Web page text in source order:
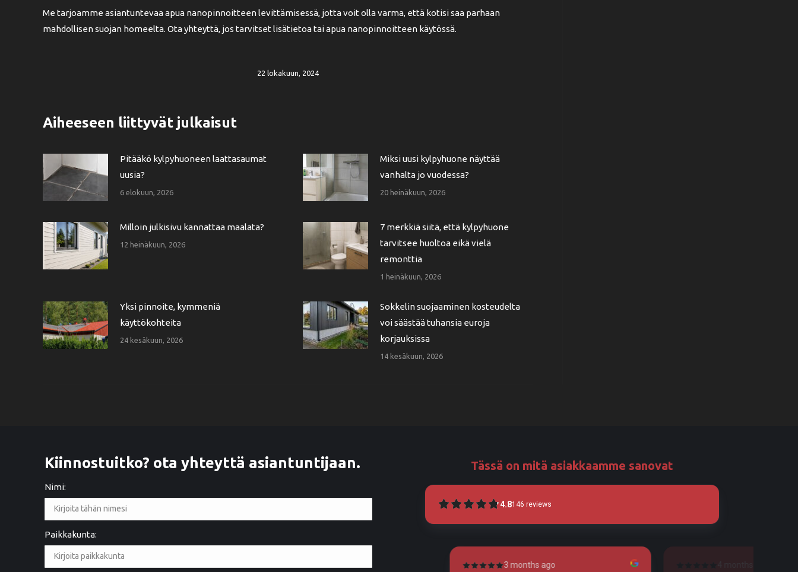
Me tarjoamme asiantuntevaa apua nanopinnoitteen levittämisessä, jotta voit olla varma, että kotisi saa parhaan
mahdollisen suojan homeelta. Ota yhteyttä, jos tarvitset lisätietoa tai apua nanopinnoitteen käytössä.
22 lokakuun, 2024
Aiheeseen liittyvät julkaisut
Pitääkö kylpyhuoneen laattasaumat
uusia?
6 elokuun, 2026
Miksi uusi kylpyhuone näyttää
vanhalta jo vuodessa?
20 heinäkuun, 2026
Milloin julkisivu kannattaa maalata?
12 heinäkuun, 2026
7 merkkiä siitä, että kylpyhuone
tarvitsee huoltoa eikä vielä
remonttia
1 heinäkuun, 2026
Yksi pinnoite, kymmeniä
käyttökohteita
24 kesäkuun, 2026
Sokkelin suojaaminen kosteudelta
voi säästää tuhansia euroja
korjauksissa
14 kesäkuun, 2026
Kiinnostuitko? ota yhteyttä asiantuntijaan.
Nimi:
Paikkakunta:
Tässä on mitä asiakkaamme sanovat
4.8146 reviews
4 months ago